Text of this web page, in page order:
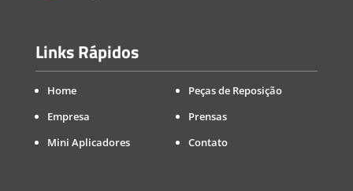
Links Rápidos
Home
Empresa
Mini Aplicadores
Peças de Reposição
Prensas
Contato